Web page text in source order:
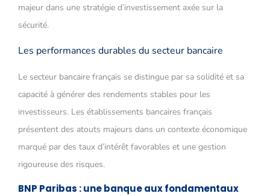
majeur dans une stratégie d’investissement axée sur la
sécurité.
Les performances durables du secteur bancaire
Le secteur bancaire français se distingue par sa solidité et sa
capacité à générer des rendements stables pour les
investisseurs. Les établissements bancaires français
présentent des atouts majeurs dans un contexte économique
marqué par des taux d’intérêt favorables et une gestion
rigoureuse des risques.
BNP Paribas : une banque aux fondamentaux